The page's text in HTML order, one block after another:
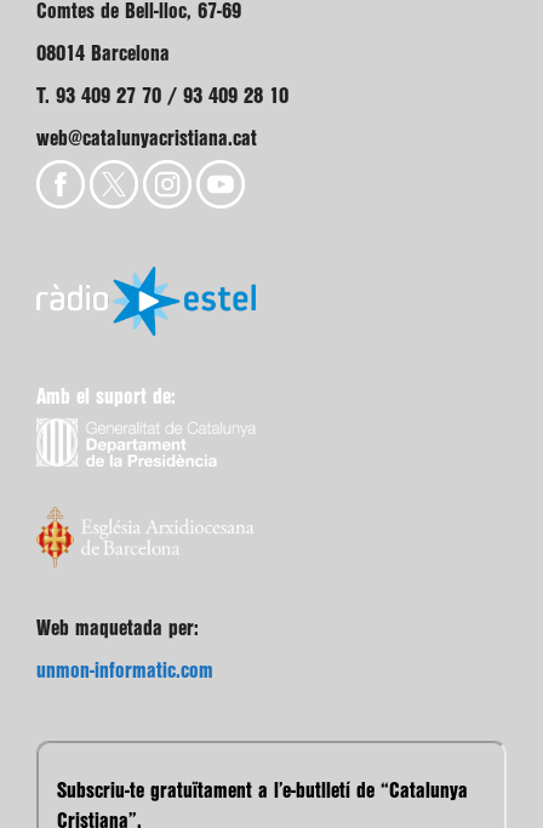
Comtes de Bell-lloc, 67-69
08014 Barcelona
T. 93 409 27 70 / 93 409 28 10
web@catalunyacristiana.cat
Amb el suport de:
Web maquetada per:
unmon-informatic.com
Subscriu-te gratuïtament a l’e-butlletí de “Catalunya
Cristiana”.